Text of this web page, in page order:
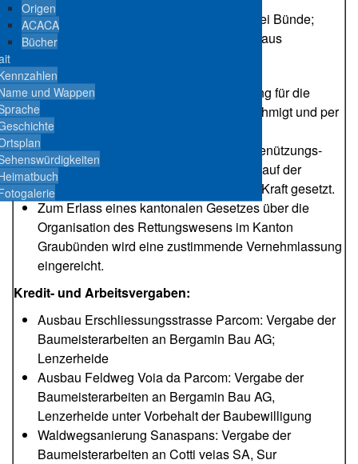
Origen
ACACA
Bücher
und Wappen
Freilichtspiel 500 Jahre Freistaat der Drei Bünde;
Bewilligung für das temporäre Theaterhaus
Gesetze, Verträge, etc.:
Die Teilrevision der Gebührenverordnung für die
Gemeindeverwaltung (020.1) wird genehmigt und per
1. August 2024 in Kraft gesetzt.
Die Teilrevision des Erschliessungs-, Benützungs-
und Gebührengesetzes wurde nach Ablauf der
Referendumsfrist per 1. August 2024 in Kraft gesetzt.
Zum Erlass eines kantonalen Gesetzes über die
Organisation des Rettungswesens im Kanton
Graubünden wird eine zustimmende Vernehmlassung
eingereicht.
Kredit- und Arbeitsvergaben:
Ausbau Erschliessungsstrasse Parcom: Vergabe der
Baumeisterarbeiten an Bergamin Bau AG;
Lenzerheide
Ausbau Feldweg Voia da Parcom: Vergabe der
Baumeisterarbeiten an Bergamin Bau AG,
Lenzerheide unter Vorbehalt der Baubewilligung
Waldwegsanierung Sanaspans: Vergabe der
Baumeisterarbeiten an Cotti veias SA, Sur